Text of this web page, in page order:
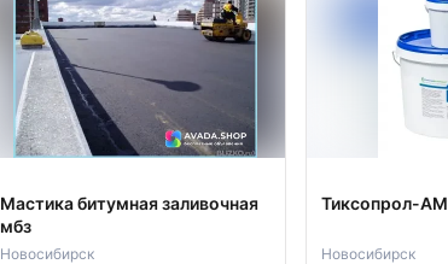
Мастика битумная заливочная
мбз
Новосибирск
Тиксопрол-АМ
Новосибирск